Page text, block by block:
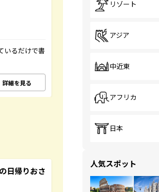
いるだけで書
詳細を見る
日帰りおさ
リゾート
アジア
中近東
アフリカ
日本
人気スポット